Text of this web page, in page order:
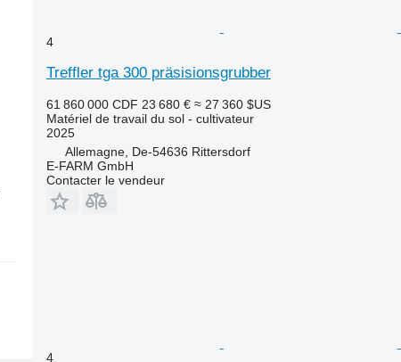
4
Treffler tga 300 präsisionsgrubber
61 860 000 CDF 23 680 € ≈ 27 360 $US
Matériel de travail du sol - cultivateur
2025
Allemagne, De-54636 Rittersdorf
E-FARM GmbH
Contacter le vendeur
4